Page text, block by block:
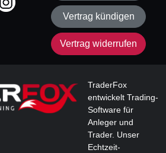
Vertrag kündigen
Vertrag widerrufen
TraderFox
entwickelt Trading-
Software für
Anleger und
Trader. Unser
Echtzeit-